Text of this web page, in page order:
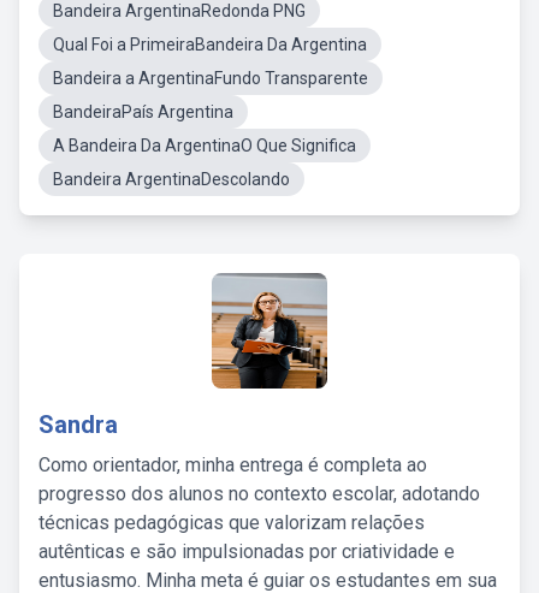
Bandeira ArgentinaRedonda PNG
Qual Foi a PrimeiraBandeira Da Argentina
Bandeira a ArgentinaFundo Transparente
BandeiraPaís Argentina
A Bandeira Da ArgentinaO Que Significa
Bandeira ArgentinaDescolando
Sandra
Como orientador, minha entrega é completa ao
progresso dos alunos no contexto escolar, adotando
técnicas pedagógicas que valorizam relações
autênticas e são impulsionadas por criatividade e
entusiasmo. Minha meta é guiar os estudantes em sua